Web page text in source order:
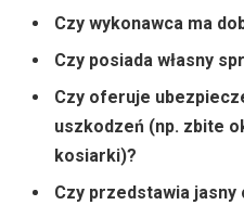
Czy wykonawca ma
Czy posiada własny
Czy oferuje
uszkodzeń (np. zbite
kosiarki)?
Czy przedstawia